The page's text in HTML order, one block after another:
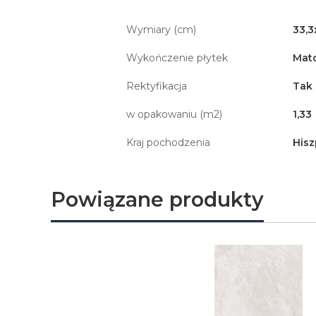
Wymiary (cm)
Wykończenie płytek
Rektyfikacja Tak
w opakowaniu (m2) 1,33
Kraj pochodzenia
Powiązane produkty